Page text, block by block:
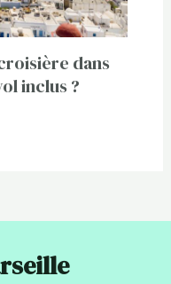
dans
inclus ?